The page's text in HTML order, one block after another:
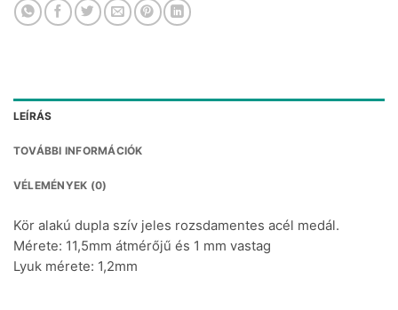
LEÍRÁS
TOVÁBBI INFORMÁCIÓK
VÉLEMÉNYEK (0)
Kör alakú dupla szív jeles rozsdamentes acél medál.
Mérete: 11,5mm átmérőjű és 1 mm vastag
Lyuk mérete: 1,2mm